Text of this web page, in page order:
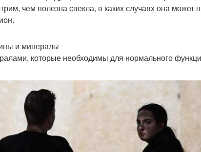
чем полезна свекла, в каких случаях она может
и минералы
которые необходимы для нормального